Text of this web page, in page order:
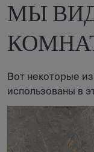
МЫ
Вот некоторые
использованы в